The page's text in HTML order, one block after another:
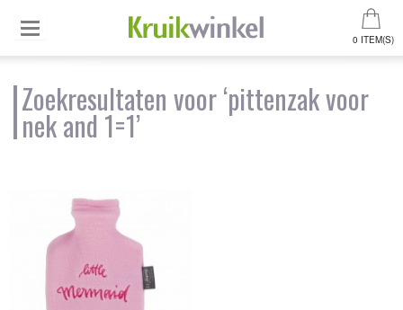
0 ITEM(S)
Zoekresultaten voor ‘pittenzak voor
nek and 1=1’